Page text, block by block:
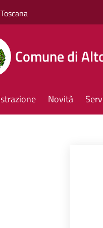
Comune di
Novità